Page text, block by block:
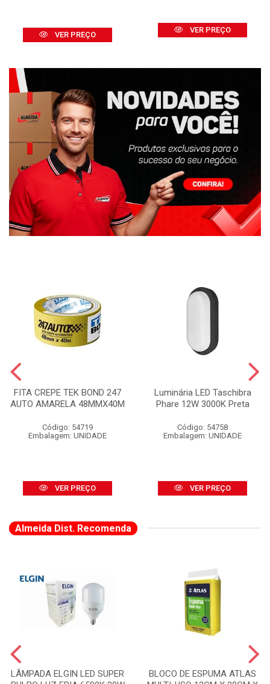
VER PREÇO
VER PREÇO
FITA CREPE TEK BOND 247
AUTO AMARELA 48MMX40M
Código: 54719
Embalagem: UNIDADE
VER PREÇO
Luminária LED Taschibra
Phare 12W 3000K Preta
Código: 54758
Embalagem: UNIDADE
VER PREÇO
Almeida Dist. Recomenda
LÂMPADA ELGIN LED SUPER
BLOCO DE ESPUMA ATLAS